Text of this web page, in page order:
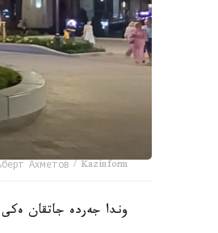
Ахметов / Kazinform
وندا جەردە جاتقان ەكى